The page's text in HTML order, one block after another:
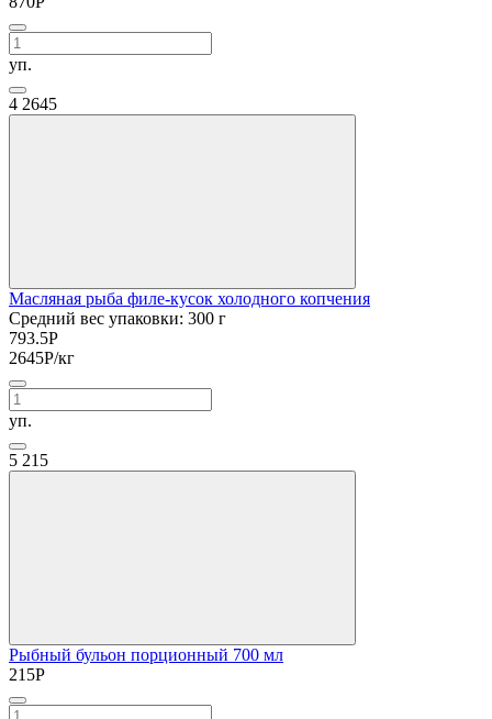
уп.
4 2645
Масляная рыба филе-кусок холодного копчения
Средний вес упаковки: 300 г
793.5Р
2645Р/кг
уп.
5 215
Рыбный бульон порционный 700 мл
215Р